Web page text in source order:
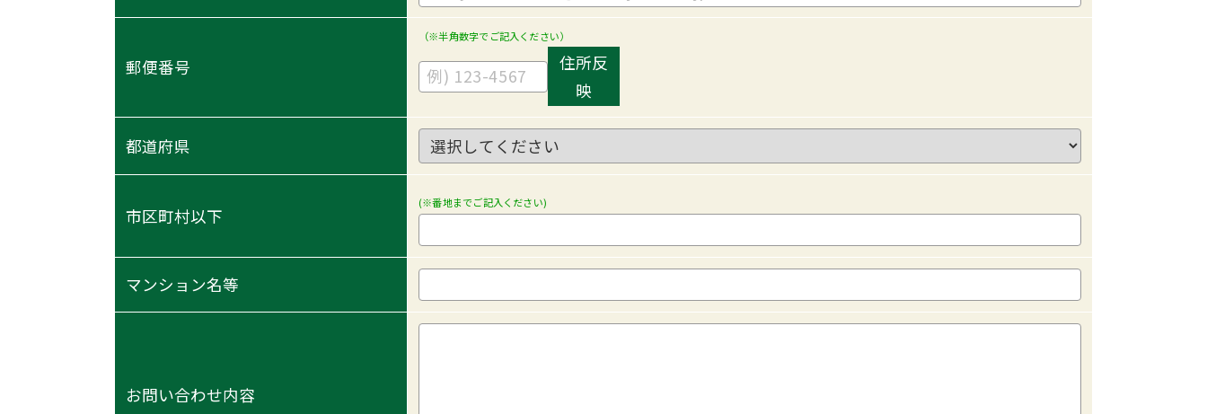
郵便番号
（※半角数字でご記入ください）
住所反
映
都道府県
市区町村以下
(※番地までご記入ください)
マンション名等
お問い合わせ内容